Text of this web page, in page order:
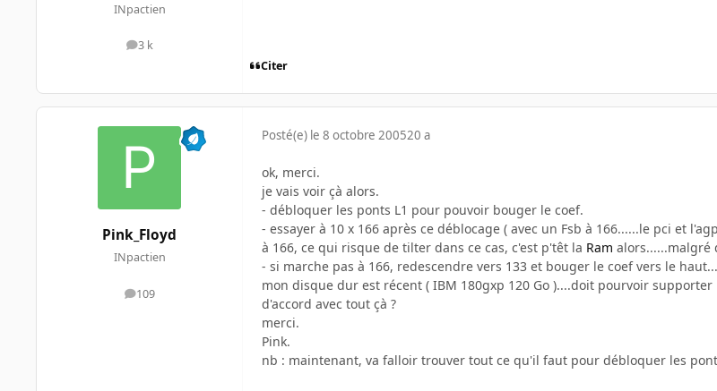
INpactien
3 k
messages
Citer
Pink_Floyd
INpactien
109
messages
Posté(e) le 8 octobre 200520 a
ok, merci.
je vais voir çà alors.
- débloquer les ponts L1 pour pouvoir bouger le coef.
- essayer à 10 x 166 après ce déblocage ( avec un Fsb à 166......le pci et
à 166, ce qui risque de tilter dans ce cas, c'est p'têt la Ram alors......malgré
- si marche pas à 166, redescendre vers 133 et bouger le coef vers le
mon disque dur est récent ( IBM 180gxp 120 Go )....doit pourvoir supporter
d'accord avec tout çà ?
merci.
Pink.
nb : maintenant, va falloir trouver tout ce qu'il faut pour débloquer les